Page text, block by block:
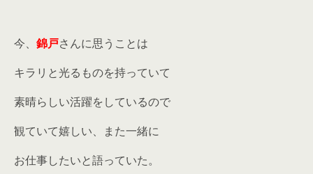
今、 錦戸さんに思うことは
キラリと光るものを持っていて
素晴らしい活躍をしているので
観ていて嬉しい、また一緒に
お仕事したいと語っていた。